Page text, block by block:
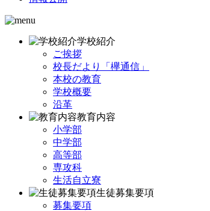
学校紹介
ご挨拶
校長だより「欅通信」
本校の教育
学校概要
沿革
教育内容
小学部
中学部
高等部
専攻科
生活自立寮
生徒募集要項
募集要項